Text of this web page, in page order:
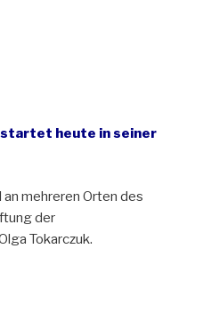
heute in seiner
mehreren Orten des
der
Tokarczuk.